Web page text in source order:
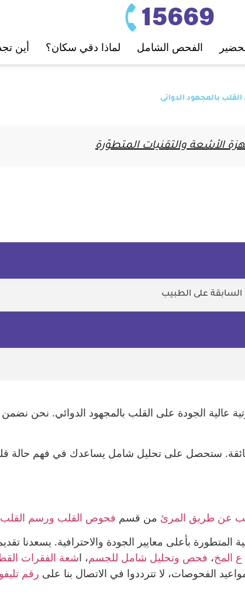
اﻟﻔﺤﺺ اﻟﺸﺎﻣﻞ لماذا دقي سكان؟ أين
بالمجهود الدوائى
الأشعة والتقنيات المتطوّرة
على الطبيب
عالية الجودة على القلب بالمجهود الدوائي. نحن نضمن
ستحصل على تحليل شامل يساعدك في فهم حالة
عن طريق المرئ من قسم ﻓﺤﻮص اﻟﻘﻠﺐ ورﺳﻢ
بأعلى معايير الجودة والاحترافية. يسعدنا
المخ، فحص وتحليل شامل للجسم، اشعة الفقرات
الفحوصات، لا تترددوا في الاتصال بنا على رقم